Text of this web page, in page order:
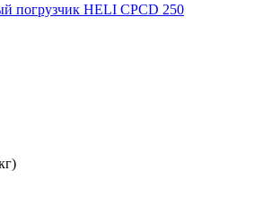
погрузчик HELI CPCD 250